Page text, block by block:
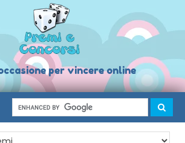
per vincere online